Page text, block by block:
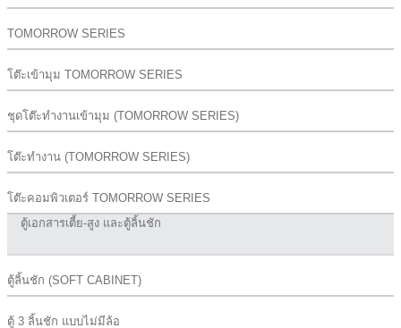
TOMORROW SERIES
โต๊ะเข้ามุม TOMORROW SERIES
ชุดโต๊ะทำงานเข้ามุม (TOMORROW SERIES)
โต๊ะทำงาน (TOMORROW SERIES)
โต๊ะคอมพิวเตอร์ TOMORROW SERIES
ตู้เอกสารเตี้ย-สูง และตู้ลิ้นชัก
ตู้ลิ้นชัก (SOFT CABINET)
ตู้ 3 ลิ้นชัก แบบไม่มีล้อ